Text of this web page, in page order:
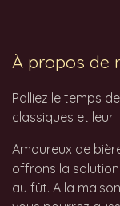
À propos de
Palliez le temps
classiques et
Amoureux de
offrons la
au fût. A la